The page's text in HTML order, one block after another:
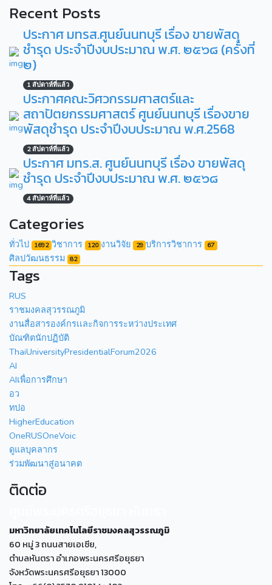
Recent Posts
ประกาศ มทรส.ศูนย์นนทบุรี เรื่อง ขายพัสดุ
ชำรุด ประจำปีงบประมาณ พ.ศ. ๒๕๖๘ (ครั้งที่
๒)
1 สัปดาห์ที่แล้ว
ประกาศคณะวิศวกรรมศาสตร์และ
สถาปัตยกรรมศาสตร์ ศูนย์นนทบุรี เรื่องขาย
พัสดุชำรุด ประจำปีงบประมาณ พ.ศ.2568
2 สัปดาห์ที่แล้ว
ประกาศ มทร.ส. ศูนย์นนทบุรี เรื่อง ขายพัสดุ
ชำรุด ประจำปีงบประมาณ พ.ศ. ๒๕๖๘
4 สัปดาห์ที่แล้ว
Categories
ทั่วไป 1692 วิชาการ 120 งานวิจัย 29 บริการวิชาการ 67
ศิลปวัฒนธรรม 82
Tags
RUS
ราชมงคลสุวรรณภูมิ
งานสื่อสารองค์กรเเละกิจการระหว่างประเทศ
บัณฑิตนักปฏิบัติ
ThaiUniversityPresidentialForum2026
AI
AIเพื่อการศึกษา
อว
ทปอ
HigherEducation
OneRUSOneVoic
ดูแลบุคลากร
ร่วมพัฒนาสู่อนาคต
ติดต่อ
มหาวิทยาลัยเทคโนโลยีราชมงคลสุวรรณภูมิ
60 หมู่ 3 ถนนสายเอเซีย,
ตำบลหันตรา อำเภอพระนครศรีอยุธยา
จังหวัดพระนครศรีอยุธยา 13000